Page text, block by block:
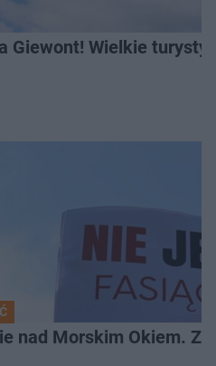
Giewont! Wielkie
nad Morskim Okiem.